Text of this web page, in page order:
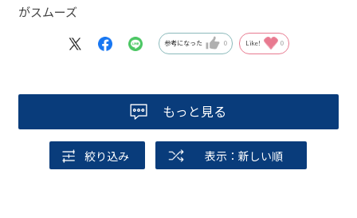
がスムーズ
参考になった 0 Like! 0
もっと見る
絞り込み 表示：新しい順